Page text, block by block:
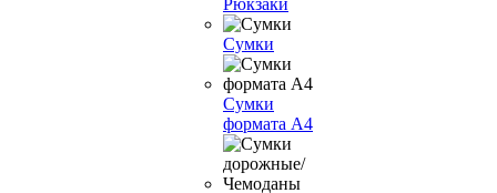
Рюкзаки
Сумки
Сумки
формата А4